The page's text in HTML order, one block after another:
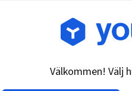
Artikelnr: 90-165-
Fiat/
Välkommen! Välj